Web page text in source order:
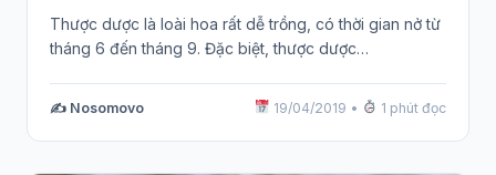
Thược dược là loài hoa rất dễ trồng, có thời gian nở từ
tháng 6 đến tháng 9. Đặc biệt, thược dược…
✍️ Nosomovo 19/04/2019 • 1 phút đọc